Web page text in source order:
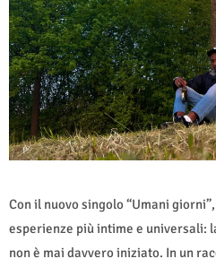
Con il nuovo singolo “Umani
esperienze più intime e universali:
non è mai davvero iniziato. In un